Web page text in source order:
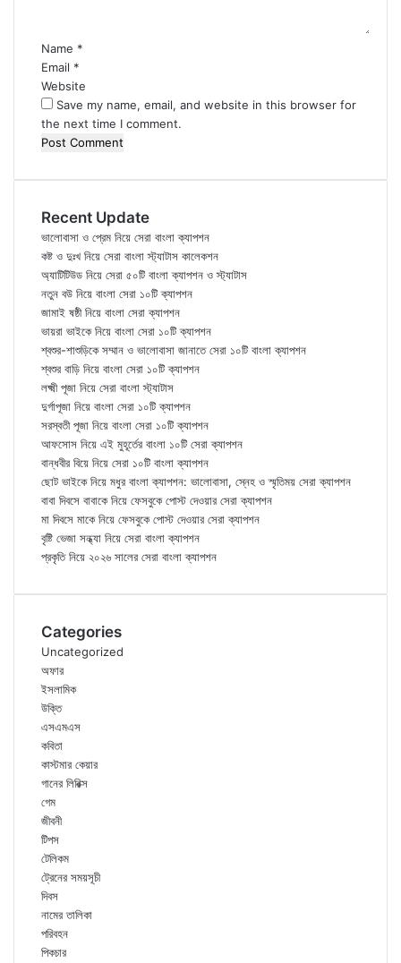
Name *
Email *
Website
Save my name, email, and website in this browser for
the next time I comment.
Recent Update
ভালোবাসা ও প্রেম নিয়ে সেরা বাংলা ক্যাপশন
কষ্ট ও দুঃখ নিয়ে সেরা বাংলা স্ট্যাটাস কালেকশন
অ্যাটিটিউড নিয়ে সেরা ৫০টি বাংলা ক্যাপশন ও স্ট্যাটাস
নতুন বউ নিয়ে বাংলা সেরা ১০টি ক্যাপশন
জামাই ষষ্ঠী নিয়ে বাংলা সেরা ক্যাপশন
ভায়রা ভাইকে নিয়ে বাংলা সেরা ১০টি ক্যাপশন
শ্বশুর-শাশুড়িকে সম্মান ও ভালোবাসা জানাতে সেরা ১০টি বাংলা ক্যাপশন
শ্বশুর বাড়ি নিয়ে বাংলা সেরা ১০টি ক্যাপশন
লক্ষ্মী পূজা নিয়ে সেরা বাংলা স্ট্যাটাস
দুর্গাপূজা নিয়ে বাংলা সেরা ১০টি ক্যাপশন
সরস্বতী পূজা নিয়ে বাংলা সেরা ১০টি ক্যাপশন
আফসোস নিয়ে এই মুহূর্তের বাংলা ১০টি সেরা ক্যাপশন
বান্ধবীর বিয়ে নিয়ে সেরা ১০টি বাংলা ক্যাপশন
ছোট ভাইকে নিয়ে মধুর বাংলা ক্যাপশন: ভালোবাসা, স্নেহ ও স্মৃতিময় সেরা ক্যাপশন
বাবা দিবসে বাবাকে নিয়ে ফেসবুকে পোস্ট দেওয়ার সেরা ক্যাপশন
মা দিবসে মাকে নিয়ে ফেসবুকে পোস্ট দেওয়ার সেরা ক্যাপশন
বৃষ্টি ভেজা সন্ধ্যা নিয়ে সেরা বাংলা ক্যাপশন
প্রকৃতি নিয়ে ২০২৬ সালের সেরা বাংলা ক্যাপশন
Categories
Uncategorized
অফার
ইসলামিক
উক্তি
এসএমএস
কবিতা
কাস্টমার কেয়ার
গানের লিরিক্স
গেম
জীবনী
টিপস
টেলিকম
ট্রেনের সময়সূচী
দিবস
নামের তালিকা
পরিবহন
পিকচার